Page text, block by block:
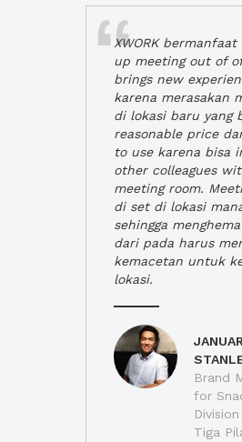
XWORK
up meeting out of
brings new
karena merasakan
di lokasi baru yang
reasonable price
to use karena bisa
other colleagues
meeting room.
di set di lokasi
sehingga
dari pada harus
kemacetan untuk
lokasi.
Brand
for
Tiga